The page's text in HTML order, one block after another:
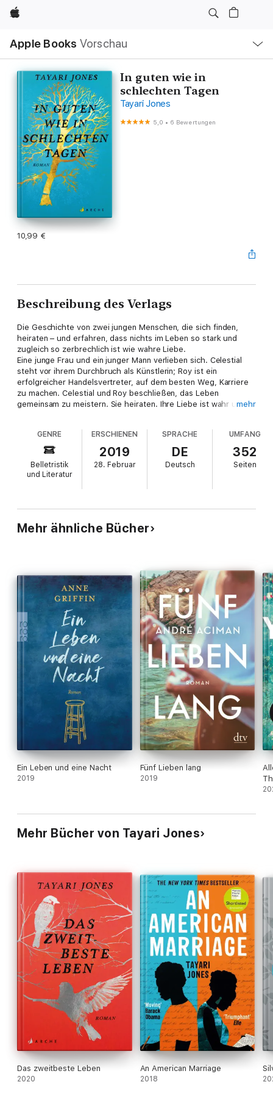
Apple
Apple Books Vorschau
Navigation
Menü
öffnen
In guten wie in
schlechten Tagen
Tayari Jones
5,0 • 6 Bewertungen
10,99 €
Beschreibung des Verlags
Die Geschichte von zwei jungen Menschen, die sich finden,
heiraten – und erfahren, dass nichts im Leben so stark und
zugleich so zerbrechlich ist wie wahre Liebe.
Eine junge Frau und ein junger Mann verlieben sich. Celestial
steht vor ihrem Durchbruch als Künstlerin; Roy ist ein
erfolgreicher Handelsvertreter, auf dem besten Weg, Karriere
zu machen. Celestial und Roy beschließen, das Leben
gemeinsam zu meistern. Sie heiraten. Ihre Liebe ist wahr und
Gefängnis bringt. Die beiden beschließen, sich nicht
auseinanderbringen zu lassen und die schwere Zeit zu
meistern. Aber sie müssen erkennen, dass das Leben sie mit
einem unlösbaren Rätsel auf die Probe stellt: Wie kann Liebe so
mehr
GENRE
Belletristik
und Literatur
ERSCHIENEN
2019
28. Februar
SPRACHE
DE
Deutsch
UMFANG
352
Seiten
Mehr ähnliche Bücher
Ein Leben und eine Nacht
2019
Fünf Lieben lang
2019
Mehr Bücher von Tayari Jones
Das zweitbeste Leben
2020
An American Marriage
2018